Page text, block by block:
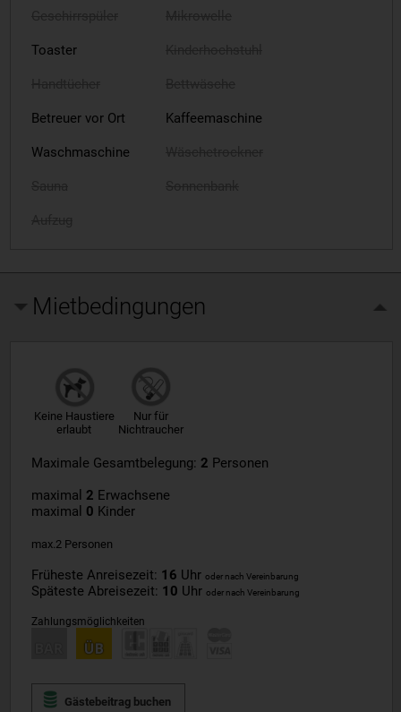
Toaster
Betreuer vor Ort Kaffeemaschine
Waschmaschine
Mietbedingungen
Keine Haustiere
erlaubt
Nur für
Nichtraucher
Maximale Gesamtbelegung: 2 Personen
maximal 2 Erwachsene
maximal 0 Kinder
max.2 Personen
Früheste Anreisezeit: 16 Uhr oder nach Vereinbarung
Späteste Abreisezeit: 10 Uhr oder nach Vereinbarung
Zahlungsmöglichkeiten
Gästebeitrag buchen